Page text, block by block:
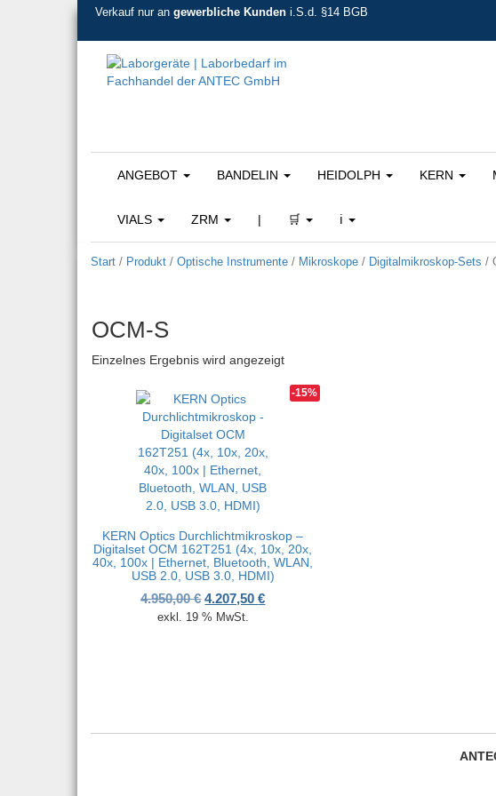
Verkauf nur an gewerbliche Kunden i.S.d. §14 BGB
ANGEBOT BANDELIN HEIDOLPH KERN
VIALS ZRM | 🛒 ℹ️
Start / Produkt / Optische Instrumente / Mikroskope / Digitalmikroskop-Sets /
OCM-S
Einzelnes Ergebnis wird angezeigt
-15%
KERN Optics Durchlichtmikroskop –
Digitalset OCM 162T251 (4x, 10x, 20x,
40x, 100x | Ethernet, Bluetooth, WLAN,
USB 2.0, USB 3.0, HDMI)
4.950,00€ Ursprünglicher Preis war: 4.950,00 €
4.207,50€Aktueller Preis ist: 4.207,50 €.
exkl. 19 % MwSt.